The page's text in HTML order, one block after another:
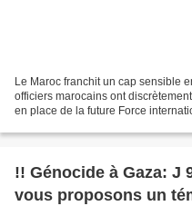
Le Maroc franchit un cap sensible
officiers marocains ont
en place de la future Force
!! Génocide à Gaza: J
vous proposons un